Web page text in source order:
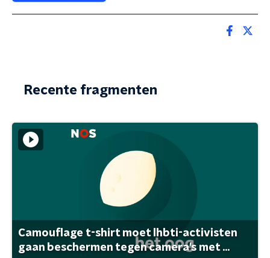
Recente fragmenten
Camouflage t-shirt moet lhbti-activisten
gaan beschermen tegen camera's met ...